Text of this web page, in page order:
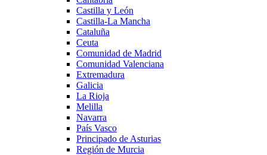
Castilla y León
Castilla-La Mancha
Cataluña
Ceuta
Comunidad de Madrid
Comunidad Valenciana
Extremadura
Galicia
La Rioja
Melilla
Navarra
País Vasco
Principado de Asturias
Región de Murcia